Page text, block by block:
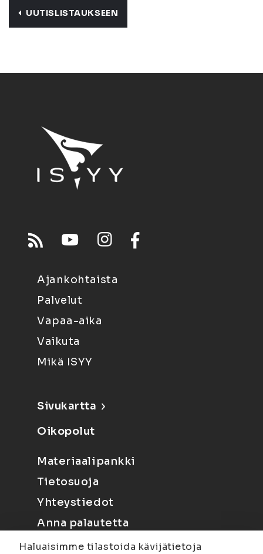
UUTISLISTAUKSEEN
Ajankohtaista
Palvelut
Vapaa-aika
Vaikuta
Mikä ISYY
Sivukartta
Oikopolut
Materiaalipankki
Tietosuoja
Yhteystiedot
Anna palautetta
Haluaisimme tilastoida kävijätietoja